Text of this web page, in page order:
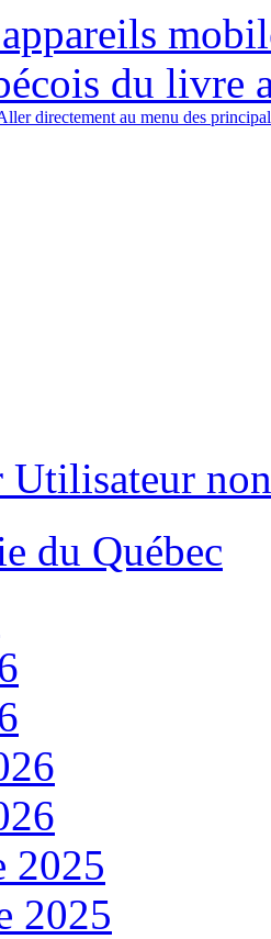
du livre
directement au menu des
Utilisateur
du Québec
2025
2025